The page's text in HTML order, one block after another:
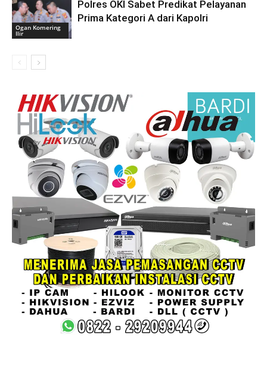
Ogan Komering
Ilir
Polres OKI Sabet Predikat Pelayanan
Prima Kategori A dari Kapolri